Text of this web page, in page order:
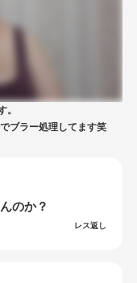
。
ブラー処理してます笑
のか？
レス返し